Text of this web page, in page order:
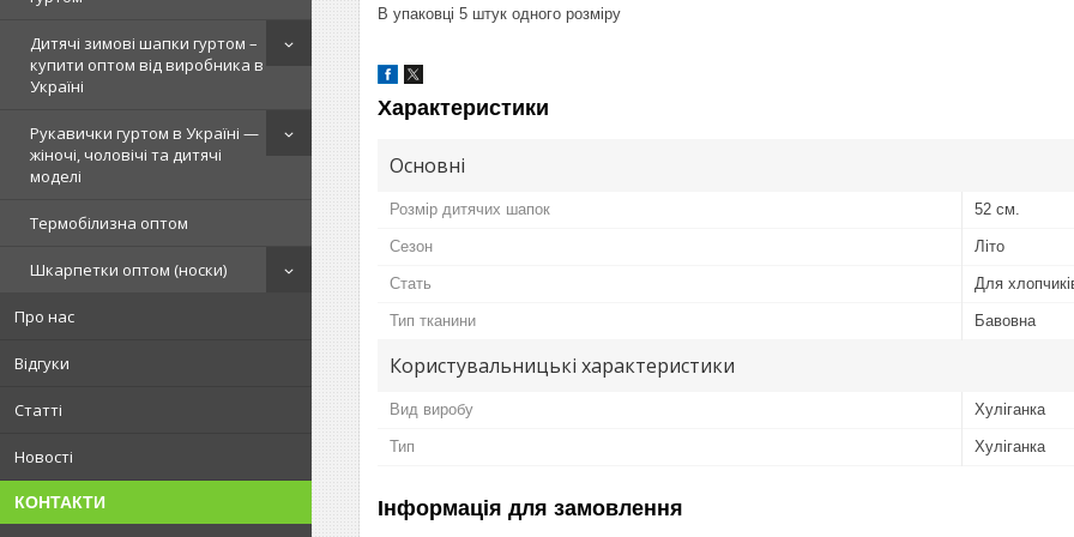
Дитячі зимові шапки гуртом –
купити оптом від виробника в
Україні
Рукавички гуртом в Україні —
жіночі, чоловічі та дитячі
моделі
Термобілизна оптом
Шкарпетки оптом (носки)
Про нас
Відгуки
Статті
Новості
КОНТАКТИ
В упаковці 5 штук одного розміру
Характеристики
Основні
Розмір дитячих шапок 52 см.
Сезон Літо
Стать Для
Тип тканини Бавовна
Користувальницькі характеристики
Вид виробу Хуліганка
Тип Хуліганка
Інформація для замовлення